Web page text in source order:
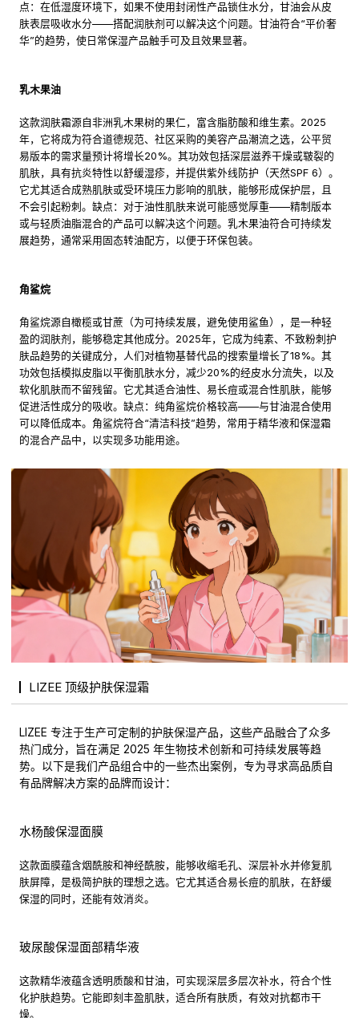
点：在低湿度环境下，如果不使用封闭性产品锁住水分，甘油会从皮
肤表层吸收水分——搭配润肤剂可以解决这个问题。甘油符合“平价奢
华”的趋势，使日常保湿产品触手可及且效果显著。
乳木果油
这款润肤霜源自非洲乳木果树的果仁，富含脂肪酸和维生素。2025
年，它将成为符合道德规范、社区采购的美容产品潮流之选，公平贸
易版本的需求量预计将增长20%。其功效包括深层滋养干燥或皲裂的
肌肤，具有抗炎特性以舒缓湿疹，并提供紫外线防护（天然SPF 6）。
它尤其适合成熟肌肤或受环境压力影响的肌肤，能够形成保护层，且
不会引起粉刺。缺点：对于油性肌肤来说可能感觉厚重——精制版本
或与轻质油脂混合的产品可以解决这个问题。乳木果油符合可持续发
展趋势，通常采用固态转油配方，以便于环保包装。
角鲨烷
角鲨烷源自橄榄或甘蔗（为可持续发展，避免使用鲨鱼），是一种轻
盈的润肤剂，能够稳定其他成分。2025年，它成为纯素、不致粉刺护
肤品趋势的关键成分，人们对植物基替代品的搜索量增长了18%。其
功效包括模拟皮脂以平衡肌肤水分，减少20%的经皮水分流失，以及
软化肌肤而不留残留。它尤其适合油性、易长痘或混合性肌肤，能够
促进活性成分的吸收。缺点：纯角鲨烷价格较高——与甘油混合使用
可以降低成本。角鲨烷符合“清洁科技”趋势，常用于精华液和保湿霜
的混合产品中，以实现多功能用途。
LIZEE 顶级护肤保湿霜
LIZEE 专注于生产可定制的护肤保湿产品，这些产品融合了众多
热门成分，旨在满足 2025 年生物技术创新和可持续发展等趋
势。以下是我们产品组合中的一些杰出案例，专为寻求高品质自
有品牌解决方案的品牌而设计：
水杨酸保湿面膜
这款面膜蕴含烟酰胺和神经酰胺，能够收缩毛孔、深层补水并修复肌
肤屏障，是极简护肤的理想之选。它尤其适合易长痘的肌肤，在舒缓
保湿的同时，还能有效消炎。
玻尿酸保湿面部精华液
这款精华液蕴含透明质酸和甘油，可实现深层多层次补水，符合个性
化护肤趋势。它能即刻丰盈肌肤，适合所有肤质，有效对抗都市干
燥。